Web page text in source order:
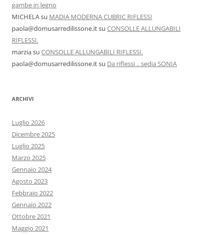
gambe in legno
MICHELAsu MADIA MODERNA CUBRIC RIFLESSI
paola@domusarredilissone.itsu CONSOLLE ALLUNGABILI
RIFLESSI.
marziasu CONSOLLE ALLUNGABILI RIFLESSI.
paola@domusarredilissone.itsu Da riflessi .. sedia SONIA
ARCHIVI
Luglio 2026
Dicembre 2025
Luglio 2025
Marzo 2025
Gennaio 2024
Agosto 2023
Febbraio 2022
Gennaio 2022
Ottobre 2021
Maggio 2021